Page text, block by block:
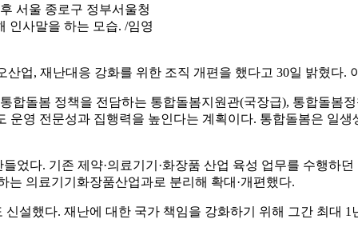
서울 종로구 정부서울청
인사말을 하는 모습. /임영
업, 재난대응 강화를 위한 조직 개편을 했다고 30일 밝혔다.
합돌봄 정책을 전담하는 통합돌봄지원관(국장급), 통합돌봄
운영 전문성과 집행력을 높인다는 계획이다. 통합돌봄은 일
었다. 기존 제약·의료기기·화장품 산업 육성 업무를 수행하
의료기기화장품산업과로 분리해 확대·개편했다.
설했다. 재난에 대한 국가 책임을 강화하기 위해 그간 최대